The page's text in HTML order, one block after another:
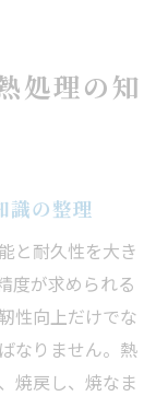
処理の知
識の整理
と耐久性を大き
度が求められる
性向上だけでな
なりません。熱
焼戻し、焼なま